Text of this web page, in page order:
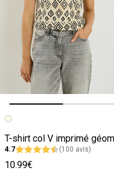
Image précédente
Image suivante
4.7 (100 avis)
10.99€